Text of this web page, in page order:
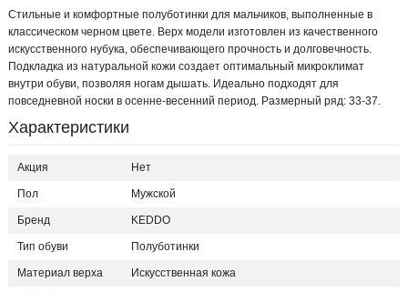
Стильные и комфортные полуботинки для мальчиков, выполненные в
классическом черном цвете. Верх модели изготовлен из качественного
искусственного нубука, обеспечивающего прочность и долговечность.
Подкладка из натуральной кожи создает оптимальный микроклимат
внутри обуви, позволяя ногам дышать. Идеально подходят для
повседневной носки в осенне-весенний период. Размерный ряд: 33-37.
Характеристики
Акция Нет
Пол Мужской
Бренд KEDDO
Тип обуви Полуботинки
Материал верха Искусственная кожа